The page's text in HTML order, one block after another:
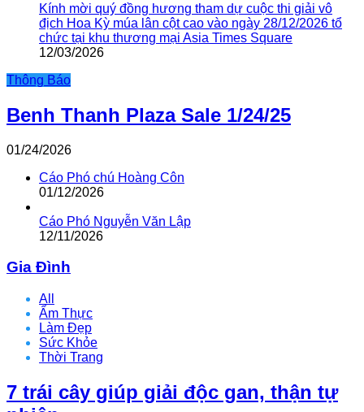
Kính mời quý đồng hương tham dự cuộc thi giải vô
địch Hoa Kỳ múa lân cột cao vào ngày 28/12/2026 tổ
chức tại khu thương mại Asia Times Square
12/03/2026
Thông Báo
Benh Thanh Plaza Sale 1/24/25
01/24/2026
Cáo Phó chú Hoàng Côn
01/12/2026
Cáo Phó Nguyễn Văn Lập
12/11/2026
Gia Đình
All
Ẩm Thực
Làm Đẹp
Sức Khỏe
Thời Trang
7 trái cây giúp giải độc gan, thận tự